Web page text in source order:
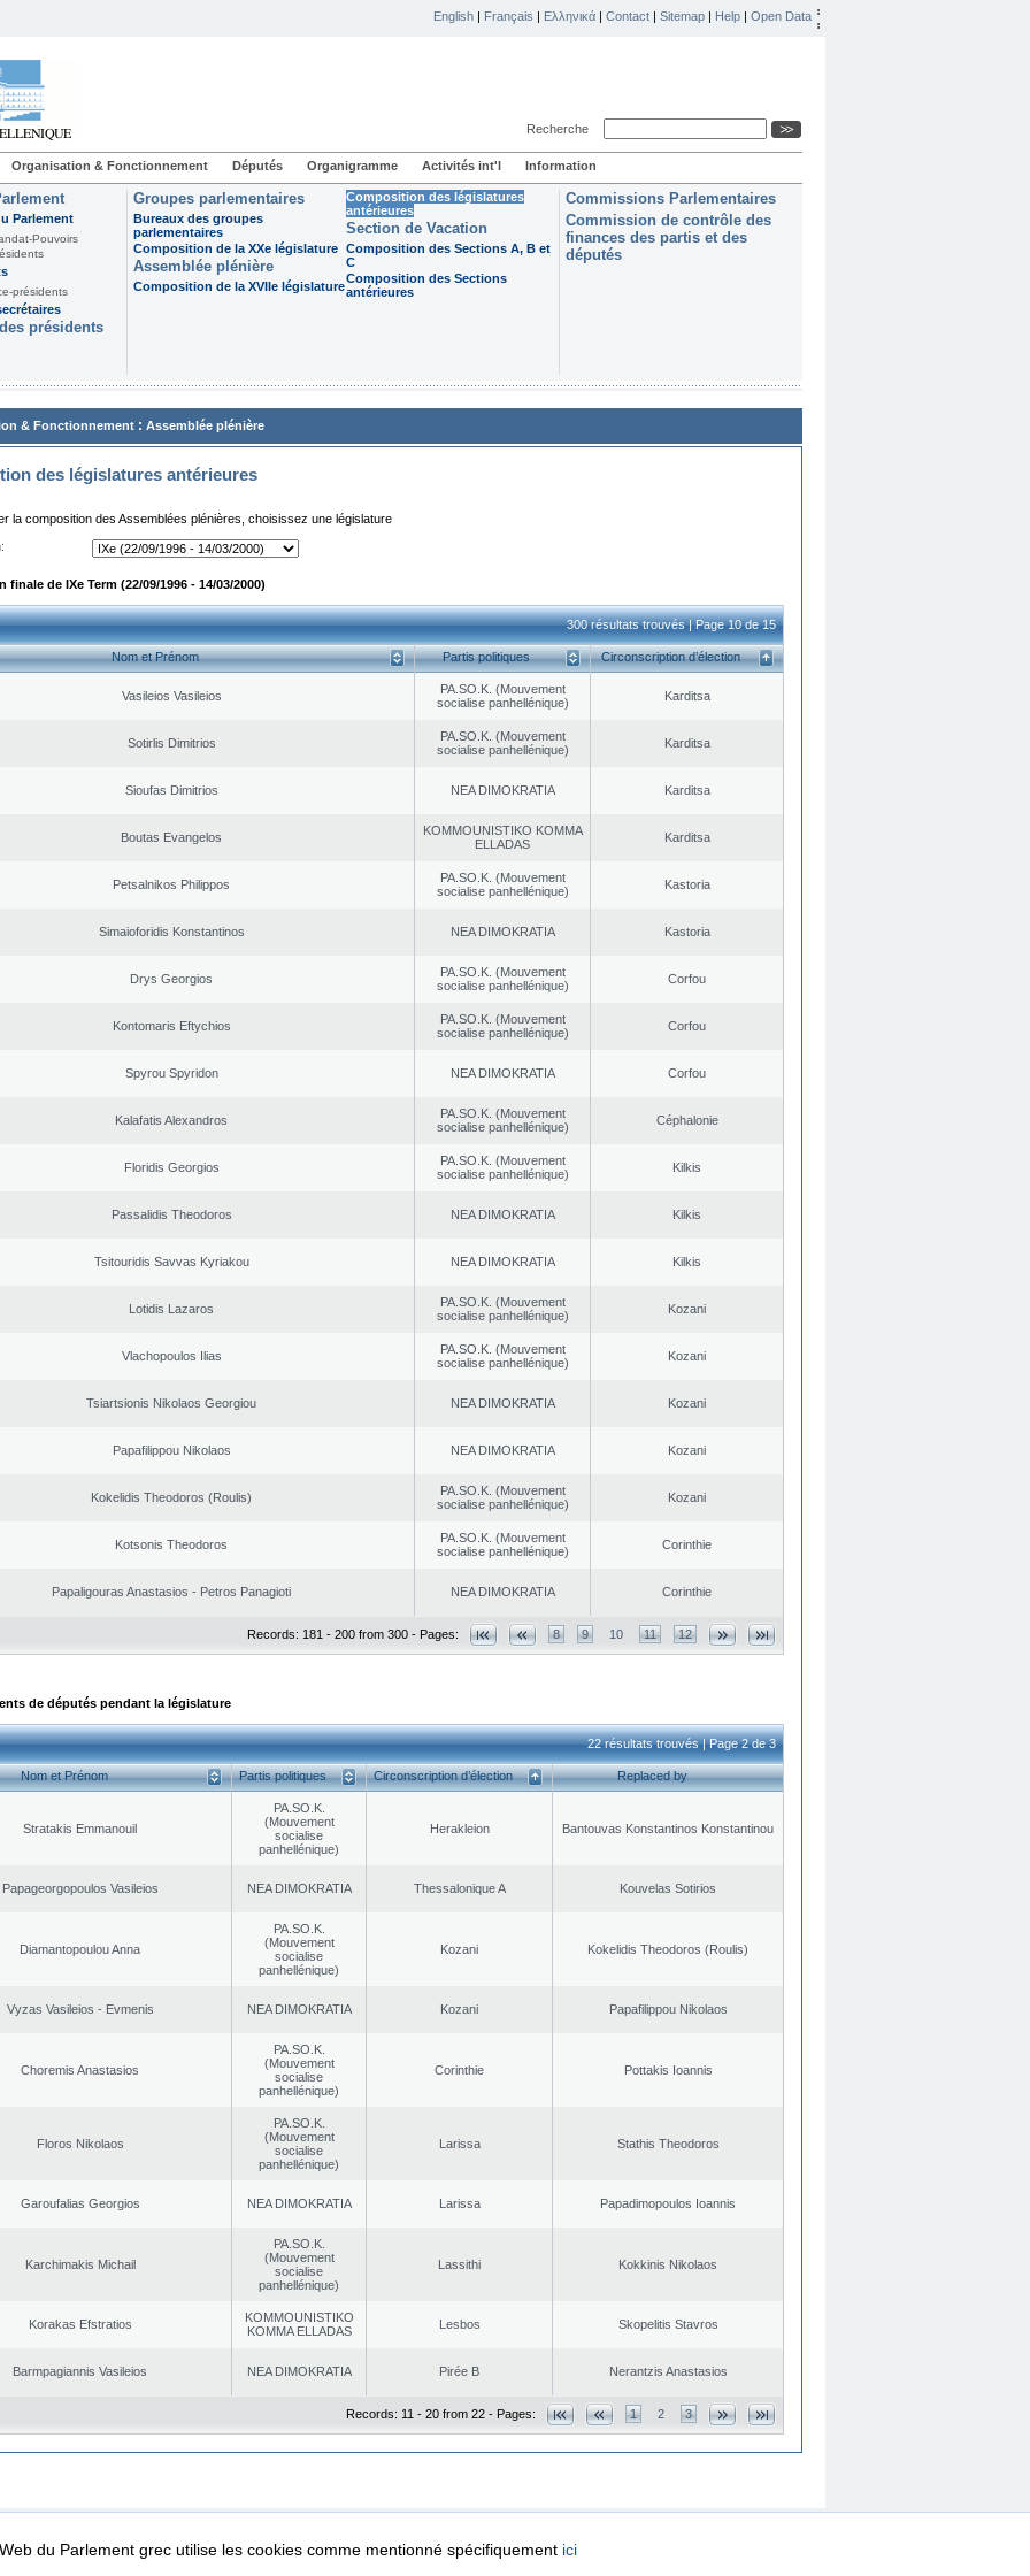
English | Français | Ελληνικά | Contact | Sitemap | Help | Open Data
Recherche
Organisation & Fonctionnement Députés Organigramme Activités int'l Information
Parlement
Pouvoirs
présidents
présidents
Groupes parlementaires
Bureaux des groupes
parlementaires
Composition de la XXe législature
Assemblée plénière
Composition de la XVIIe législature
Composition des législatures
antérieures
Section de Vacation
Composition des Sections A, B et
C
Composition des Sections
antérieures
Commissions Parlementaires
Commission de contrôle des
finances des partis et des
députés
& Fonctionnement : Assemblée plénière
des législatures antérieures
la composition des Assemblées plénières, choisissez une législature
finale de IXe Term (22/09/1996 - 14/03/2000)
300 résultats trouvés | Page 10 de 15
Nom et Prénom Partis politiques Circonscription d’élection
Vasileios Vasileios
PA.SO.K. (Mouvement
socialise panhellénique)
Karditsa
Sotirlis Dimitrios
PA.SO.K. (Mouvement
socialise panhellénique)
Karditsa
Sioufas Dimitrios NEA DΙMOKRATIA Karditsa
Boutas Evangelos
KOMMOUNISTIKO KOMMA
ELLADAS
Karditsa
Petsalnikos Philippos
PA.SO.K. (Mouvement
socialise panhellénique)
Kastoria
Simaioforidis Konstantinos NEA DΙMOKRATIA Kastoria
Drys Georgios
PA.SO.K. (Mouvement
socialise panhellénique)
Corfou
Kontomaris Eftychios
PA.SO.K. (Mouvement
socialise panhellénique)
Corfou
Spyrou Spyridon NEA DΙMOKRATIA Corfou
Kalafatis Alexandros
PA.SO.K. (Mouvement
socialise panhellénique)
Céphalonie
Floridis Georgios
PA.SO.K. (Mouvement
socialise panhellénique)
Kilkis
Passalidis Theodoros NEA DΙMOKRATIA Kilkis
Tsitouridis Savvas Kyriakou NEA DΙMOKRATIA Kilkis
Lotidis Lazaros
PA.SO.K. (Mouvement
socialise panhellénique)
Kozani
Vlachopoulos Ilias
PA.SO.K. (Mouvement
socialise panhellénique)
Kozani
Tsiartsionis Nikolaos Georgiou NEA DΙMOKRATIA Kozani
Papafilippou Nikolaos NEA DΙMOKRATIA Kozani
Kokelidis Theodoros (Roulis)
PA.SO.K. (Mouvement
socialise panhellénique)
Kozani
Kotsonis Theodoros
PA.SO.K. (Mouvement
socialise panhellénique)
Corinthie
Papaligouras Anastasios - Petros Panagioti NEA DΙMOKRATIA Corinthie
Records: 181 - 200 from 300 - Pages: 8 9 10 11 12
de députés pendant la législature
22 résultats trouvés | Page 2 de 3
Nom et Prénom Partis politiques Circonscription d’élection Replaced by
Stratakis Emmanouil
PA.SO.K.
(Mouvement
socialise
panhellénique)
Herakleion Bantouvas Konstantinos Konstantinou
Papageorgopoulos Vasileios NEA DΙMOKRATIA Thessalonique A Kouvelas Sotirios
Diamantopoulou Anna
PA.SO.K.
(Mouvement
socialise
panhellénique)
Kozani Kokelidis Theodoros (Roulis)
Vyzas Vasileios - Evmenis NEA DΙMOKRATIA Kozani Papafilippou Nikolaos
Choremis Anastasios
PA.SO.K.
(Mouvement
socialise
panhellénique)
Corinthie Pottakis Ioannis
Floros Nikolaos
PA.SO.K.
(Mouvement
socialise
panhellénique)
Larissa Stathis Theodoros
Garoufalias Georgios NEA DΙMOKRATIA Larissa Papadimopoulos Ioannis
Karchimakis Michail
PA.SO.K.
(Mouvement
socialise
panhellénique)
Lassithi Kokkinis Nikolaos
Korakas Efstratios
KOMMOUNISTIKO
KOMMA ELLADAS
Lesbos Skopelitis Stavros
Barmpagiannis Vasileios NEA DΙMOKRATIA Pirée B Nerantzis Anastasios
Records: 11 - 20 from 22 - Pages: 1 2 3
Protection Security & Access
du Parlement grec utilise les cookies comme mentionné spécifiquement ici